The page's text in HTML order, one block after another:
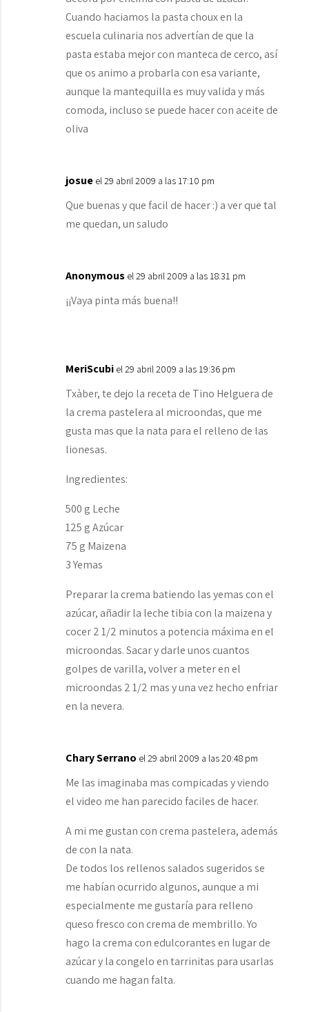
Cuando haciamos la pasta choux en la
escuela culinaria nos advertían de que la
pasta estaba mejor con manteca de cerco, así
que os animo a probarla con esa variante,
aunque la mantequilla es muy valida y más
comoda, incluso se puede hacer con aceite de
oliva
josue el 29 abril 2009 a las 17:10 pm
Que buenas y que facil de hacer :) a ver que tal
me quedan, un saludo
Anonymous el 29 abril 2009 a las 18:31 pm
¡¡Vaya pinta más buena!!
MeriScubi el 29 abril 2009 a las 19:36 pm
Txàber, te dejo la receta de Tino Helguera de
la crema pastelera al microondas, que me
gusta mas que la nata para el relleno de las
lionesas.
Ingredientes:
500 g Leche
125 g Azúcar
75 g Maizena
3 Yemas
Preparar la crema batiendo las yemas con el
azúcar, añadir la leche tibia con la maizena y
cocer 2 1/2 minutos a potencia máxima en el
microondas. Sacar y darle unos cuantos
golpes de varilla, volver a meter en el
microondas 2 1/2 mas y una vez hecho enfriar
en la nevera.
Chary Serrano el 29 abril 2009 a las 20:48 pm
Me las imaginaba mas compicadas y viendo
el video me han parecido faciles de hacer.
A mi me gustan con crema pastelera, además
de con la nata.
De todos los rellenos salados sugeridos se
me habían ocurrido algunos, aunque a mi
especialmente me gustaría para relleno
queso fresco con crema de membrillo. Yo
hago la crema con edulcorantes en lugar de
azúcar y la congelo en tarrinitas para usarlas
cuando me hagan falta.